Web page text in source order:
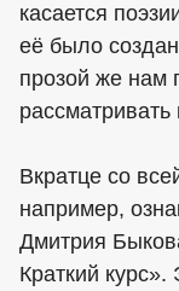
касается
её было
прозой же нам
рассматривать
Вкратце со
например,
Дмитрия
Краткий курс».